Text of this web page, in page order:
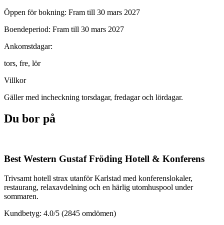
Öppen för bokning: Fram till 30 mars 2027
Boendeperiod: Fram till 30 mars 2027
Ankomstdagar:
tors, fre, lör
Villkor
Gäller med incheckning torsdagar, fredagar och lördagar.
Du bor på
Best Western Gustaf Fröding Hotell & Konferens
Trivsamt hotell strax utanför Karlstad med konferenslokaler,
restaurang, relaxavdelning och en härlig utomhuspool under
sommaren.
Kundbetyg: 4.0/5 (2845 omdömen)